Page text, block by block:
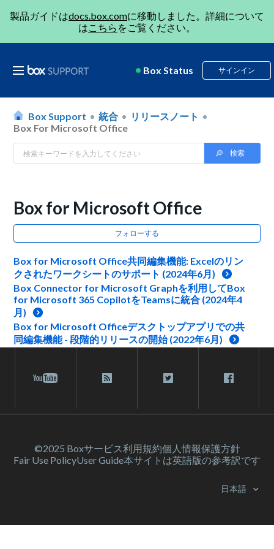
製品ガイドはdocs.box.comに移動しました。詳細について
はこちら をご覧ください。
Box Status サインイン
Box Support 統合
リリースノート
Box For Microsoft Office
Box for Microsoft Office
フォローする
Box for Microsoft Office共同編集機能: Excelのリン
クされたワークシートのサポート (2024年6月)
Box Connector for Microsoft Graphを利用してBox
for Microsoft 365 CopilotをTeamsに統合 (2024年4
月)
Box for Microsoft Officeデスクトップアプリでの共
同編集機能 - 段階的リリースの開始 (2022年6月)
©2025 Boxサービス利⽤規約個人情報保護方針
Fair Use PolicyUser Guide本サイトは英語版の参考訳です
日本語